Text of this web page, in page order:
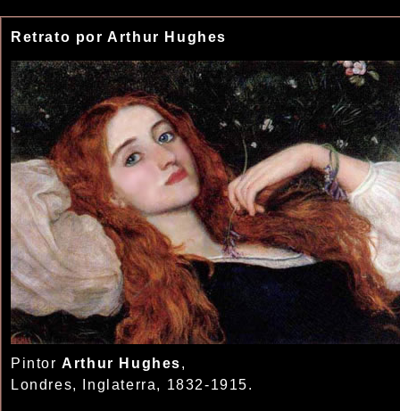
Retrato por Arthur Hughes
PintorArthur Hughes,
Londres, Inglaterra, 1832-1915.